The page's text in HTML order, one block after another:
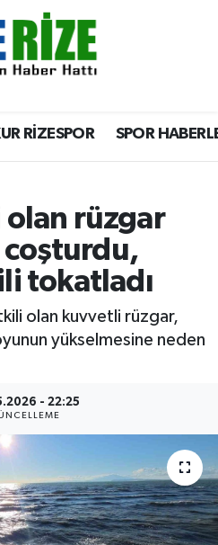
RİZESPOR SPOR
rüzgar
coşturdu,
tokatladı
olan kuvvetli rüzgar,
yükselmesine neden
- 22:25
Haritası
ve Fikstür